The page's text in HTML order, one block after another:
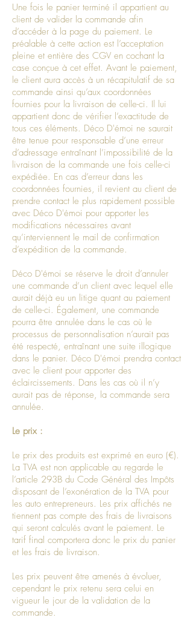
Une fois le panier terminé il appartient au
client de valider la commande afin
d’accéder à la page du paiement. Le
préalable à cette action est l’acceptation
pleine et entière des CGV en cochant la
case conçue à cet effet. Avant le paiement,
le client aura accès à un récapitulatif de sa
commande ainsi qu’aux coordonnées
fournies pour la livraison de celle-ci. Il lui
appartient donc de vérifier l’exactitude de
tous ces éléments. Déco D'émoi ne saurait
être tenue pour responsable d’une erreur
d’adressage entraînant l’impossibilité de la
livraison de la commande une fois celle-ci
expédiée. En cas d’erreur dans les
coordonnées fournies, il revient au client de
prendre contact le plus rapidement possible
avec Déco D'émoi pour apporter les
modifications nécessaires avant
qu’interviennent le mail de confirmation
d’expédition de la commande.
Déco D'émoi se réserve le droit d’annuler
une commande d’un client avec lequel elle
aurait déjà eu un litige quant au paiement
de celle-ci. Également, une commande
pourra être annulée dans le cas où le
processus de personnalisation n’aurait pas
été respecté, entraînant une suite illogique
dans le panier. Déco D'émoi prendra contact
avec le client pour apporter des
éclaircissements. Dans les cas où il n’y
aurait pas de réponse, la commande sera
annulée.
Le prix :
Le prix des produits est exprimé en euro (€).
La TVA est non applicable au regarde le
l’article 293B du Code Général des Impôts
disposant de l’exonération de la TVA pour
les auto entrepreneurs. Les prix affichés ne
tiennent pas compte des frais de livraisons
qui seront calculés avant le paiement. Le
tarif final comportera donc le prix du panier
et les frais de livraison.
Les prix peuvent être amenés à évoluer,
cependant le prix retenu sera celui en
vigueur le jour de la validation de la
commande.